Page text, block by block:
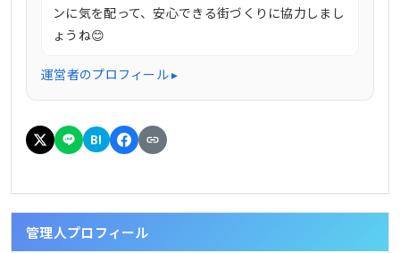
ンに気を配って、安心できる街づくりに協力しまし
ょうね😊
運営者のプロフィール ▸
B!
管理人プロフィール